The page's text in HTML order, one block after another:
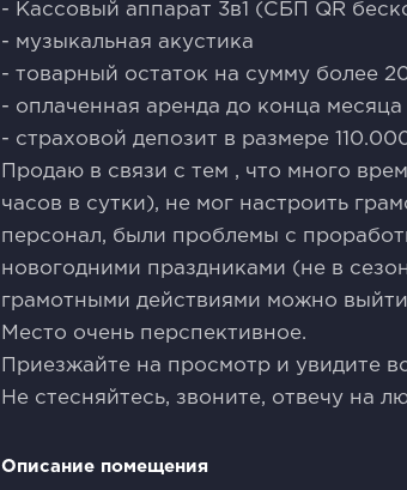
- Кассовый аппарат 3в1 (СБП QR
- музыкальная акустика
- товарный остаток на сумму более
- оплаченная аренда до конца месяца
- страховой депозит в размере
Продаю в связи с тем , что много
часов в сутки), не мог настроить
персонал, были проблемы с
новогодними праздниками (не в
грамотными действиями можно
Место очень перспективное.
Приезжайте на просмотр и увидите
Не стесняйтесь, звоните, отвечу на
Описание помещения